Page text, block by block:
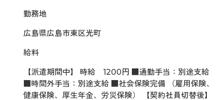
勤務地
広島県広島市東区光町
給料
【派遣期間中】 時給 1200円 ■通勤手当：別途支給
■時間外手当：別途支給 ■社会保険完備 （雇用保険、
健康保険、厚生年金、労災保険） 【契約社員切替後】